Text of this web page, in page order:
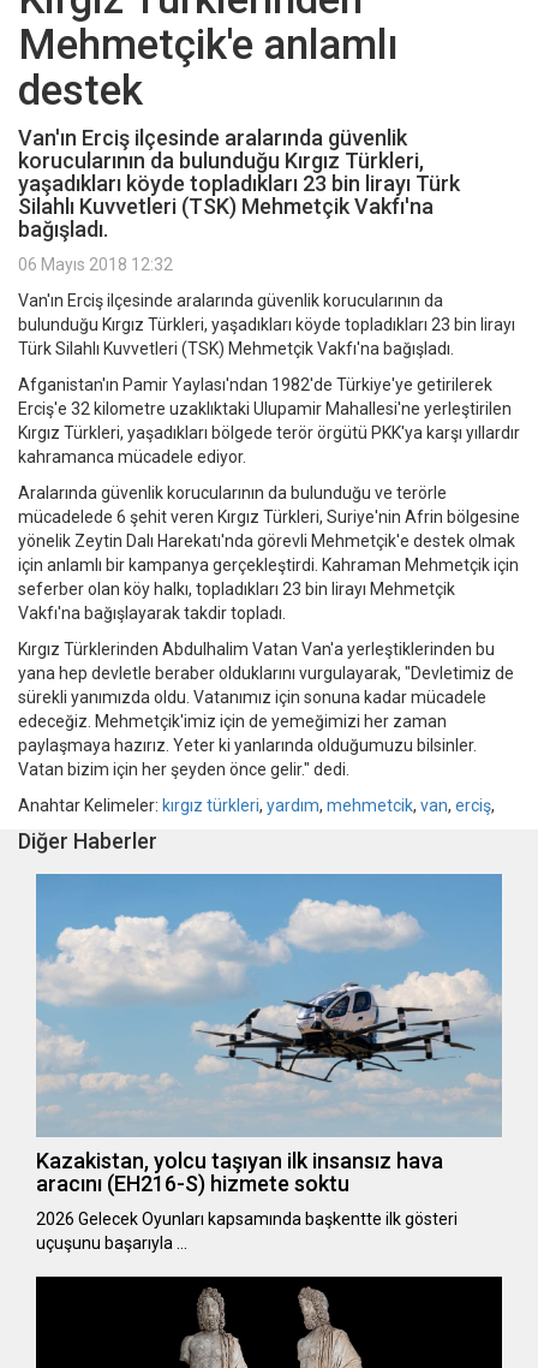
Mehmetçik'e anlamlı
destek
Van'ın Erciş ilçesinde aralarında güvenlik
korucularının da bulunduğu Kırgız Türkleri,
yaşadıkları köyde topladıkları 23 bin lirayı Türk
Silahlı Kuvvetleri (TSK) Mehmetçik Vakfı'na
bağışladı.
06 Mayıs 2018 12:32
Van'ın Erciş ilçesinde aralarında güvenlik korucularının da
bulunduğu Kırgız Türkleri, yaşadıkları köyde topladıkları 23 bin lirayı
Türk Silahlı Kuvvetleri (TSK) Mehmetçik Vakfı'na bağışladı.
Afganistan'ın Pamir Yaylası'ndan 1982'de Türkiye'ye getirilerek
Erciş'e 32 kilometre uzaklıktaki Ulupamir Mahallesi'ne yerleştirilen
Kırgız Türkleri, yaşadıkları bölgede terör örgütü PKK'ya karşı yıllardır
kahramanca mücadele ediyor.
Aralarında güvenlik korucularının da bulunduğu ve terörle
mücadelede 6 şehit veren Kırgız Türkleri, Suriye'nin Afrin bölgesine
yönelik Zeytin Dalı Harekatı'nda görevli Mehmetçik'e destek olmak
için anlamlı bir kampanya gerçekleştirdi. Kahraman Mehmetçik için
seferber olan köy halkı, topladıkları 23 bin lirayı Mehmetçik
Vakfı'na bağışlayarak takdir topladı.
Kırgız Türklerinden Abdulhalim Vatan Van'a yerleştiklerinden bu
yana hep devletle beraber olduklarını vurgulayarak, "Devletimiz de
sürekli yanımızda oldu. Vatanımız için sonuna kadar mücadele
edeceğiz. Mehmetçik'imiz için de yemeğimizi her zaman
paylaşmaya hazırız. Yeter ki yanlarında olduğumuzu bilsinler.
Vatan bizim için her şeyden önce gelir." dedi.
Anahtar Kelimeler: kırgız türkleri, yardım, mehmetcik, van, erciş,
Diğer Haberler
Kazakistan, yolcu taşıyan ilk insansız hava
aracını (EH216-S) hizmete soktu
2026 Gelecek Oyunları kapsamında başkentte ilk gösteri
uçuşunu başarıyla …